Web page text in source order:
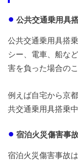
公共交通乗用具
公共交通乗用具搭
シー、電車、船な
害を負った場合の
例えば自宅から京
共交通乗用具搭乗
宿泊火災傷害事
宿泊火災傷害事故